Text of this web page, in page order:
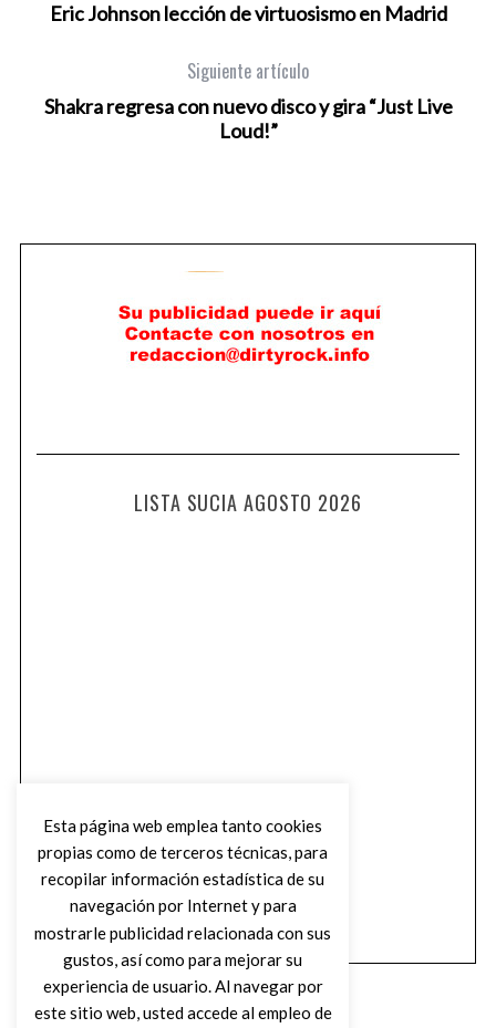
Eric Johnson lección de virtuosismo en Madrid
Siguiente artículo
Shakra regresa con nuevo disco y gira “Just Live
Loud!”
LISTA SUCIA AGOSTO 2026
Esta página web emplea tanto cookies
propias como de terceros técnicas, para
recopilar información estadística de su
navegación por Internet y para
mostrarle publicidad relacionada con sus
gustos, así como para mejorar su
experiencia de usuario. Al navegar por
este sitio web, usted accede al empleo de